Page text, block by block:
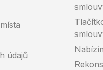
údajů